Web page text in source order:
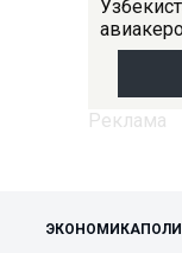
ЭКОНОМИКА